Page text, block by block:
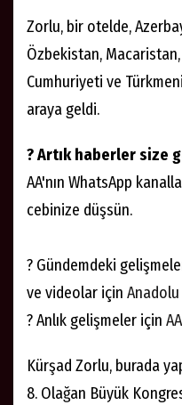
Zorlu, bir otelde,
Özbekistan, Macaristan,
Cumhuriyeti ve
araya geldi.
? Artık haberler size
AA'nın WhatsApp
cebinize düşsün.
? Gündemdeki
ve videolar için Anadolu
? Anlık gelişmeler için
Kürşad Zorlu, burada
8. Olağan Büyük